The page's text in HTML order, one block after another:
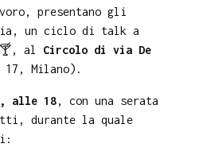
presentano gli
un ciclo di talk a
al Circolo di via De
17, Milano).
alle 18, con una serata
durante la quale